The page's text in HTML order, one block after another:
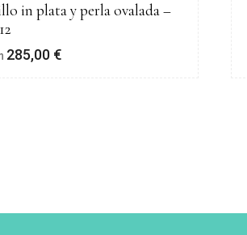
in plata y perla ovalada –
285,00 €